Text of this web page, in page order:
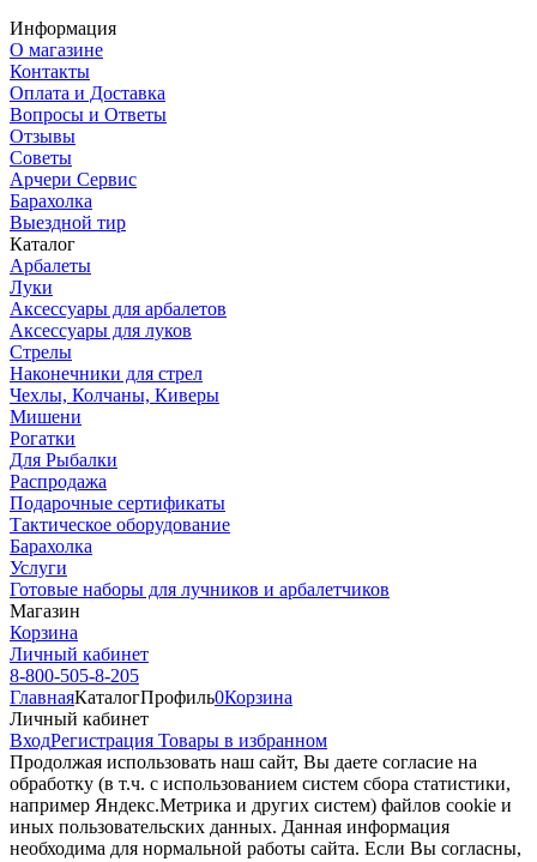
Информация
О магазине
Контакты
Оплата и Доставка
Вопросы и Ответы
Отзывы
Советы
Арчери Сервис
Барахолка
Выездной тир
Каталог
Арбалеты
Луки
Аксессуары для арбалетов
Аксессуары для луков
Стрелы
Наконечники для стрел
Чехлы, Колчаны, Киверы
Мишени
Рогатки
Для Рыбалки
Распродажа
Подарочные сертификаты
Тактическое оборудование
Барахолка
Услуги
Готовые наборы для лучников и арбалетчиков
Магазин
Корзина
Личный кабинет
8-800-505-8-205
ГлавнаяКаталогПрофиль0Корзина
Личный кабинет
ВходРегистрация Товары в избранном
Продолжая использовать наш cайт, Вы даете согласие на
обработку (в т.ч. с использованием систем сбора статистики,
например Яндекс.Метрика и других систем) файлов cookie и
иных пользовательских данных. Данная информация
необходима для нормальной работы сайта. Если Вы согласны,